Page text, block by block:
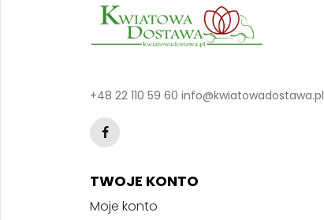
+48 22 110 59 60 info@kwiatowadostawa.pl
TWOJE KONTO
Moje konto